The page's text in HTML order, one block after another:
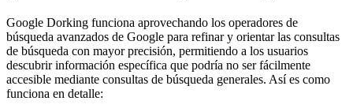
Google Dorking funciona aprovechando los operadores de
búsqueda avanzados de Google para refinar y orientar las consultas
de búsqueda con mayor precisión, permitiendo a los usuarios
descubrir información específica que podría no ser fácilmente
accesible mediante consultas de búsqueda generales. Así es como
funciona en detalle: